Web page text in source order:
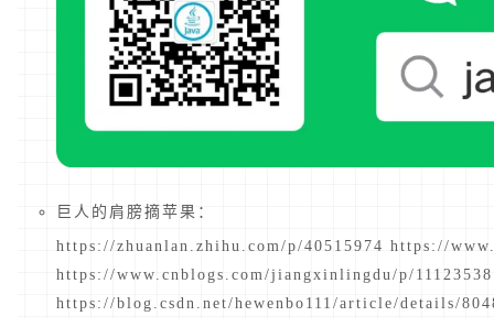
巨人的肩膀摘苹果：
https://zhuanlan.zhihu.com/p/40515974 https://
https://www.cnblogs.com/jiangxinlingdu/p/
https://blog.csdn.net/hewenbo111/article/details/